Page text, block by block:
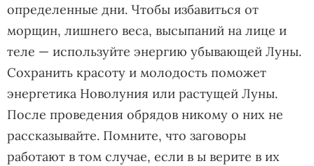
определенные дни. Чтобы избавиться от
морщин, лишнего веса, высыпаний на лице и
теле — используйте энергию убывающей Луны.
Сохранить красоту и молодость поможет
энергетика Новолуния или растущей Луны.
После проведения обрядов никому о них не
рассказывайте. Помните, что заговоры
работают в том случае, если в ы верите в их